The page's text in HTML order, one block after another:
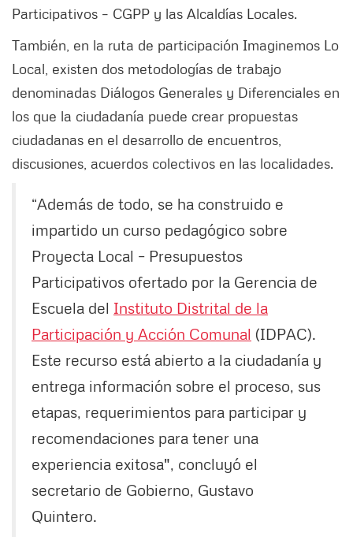
Participativos – CGPP y las Alcaldías Locales.
También, en la ruta de participación Imaginemos Lo
Local, existen dos metodologías de trabajo
denominadas Diálogos Generales y Diferenciales en
los que la ciudadanía puede crear propuestas
ciudadanas en el desarrollo de encuentros,
discusiones, acuerdos colectivos en las localidades.
“Además de todo, se ha construido e
impartido un curso pedagógico sobre
Proyecta Local – Presupuestos
Participativos ofertado por la Gerencia de
Escuela del Instituto Distrital de la
Participación y Acción Comunal (IDPAC).
Este recurso está abierto a la ciudadanía y
entrega información sobre el proceso, sus
etapas, requerimientos para participar y
recomendaciones para tener una
experiencia exitosa", concluyó el
secretario de Gobierno, Gustavo
Quintero.